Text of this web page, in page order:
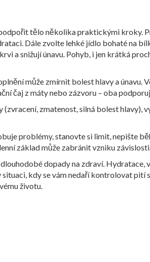
tělo několika praktickými kroky.
Dále zvolte lehké jídlo bohaté na
a snižují únavu. Pohyb, i jen krátká
může zmírnit bolest hlavy a
čaj z máty nebo zázvoru – oba
zmatenost, silná bolest hlavy),
problémy, stanovte si limit, nepište
základ může zabránit vzniku
dopady na zdraví. Hydratace,
kdy se vám nedaří kontrolovat pití
životu.